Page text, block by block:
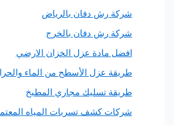
شركة رش دفان بالرياض
شركة رش دفان بالخرج
افضل مادة عزل الخزان الارضي
طريقة عزل الأسطح من الماء والحرارة
طريقة تسليك مجاري المطبخ
شركات كشف تسربات المياه المعتمدة بالرياض